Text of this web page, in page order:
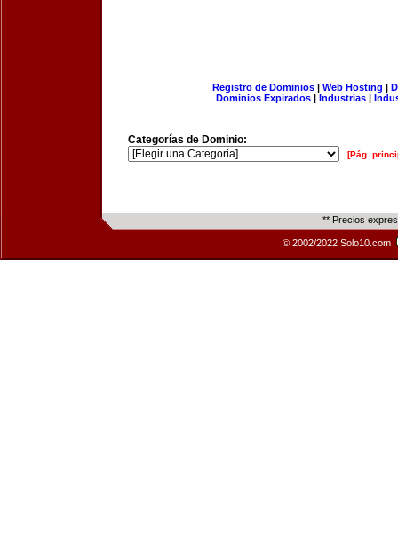
Registro de Dominios| Web Hosting |
Dominios Expirados | Industrias |
Categorías de Dominio:
[Pág.
** Precios
© 2002/2022 Solo10.com